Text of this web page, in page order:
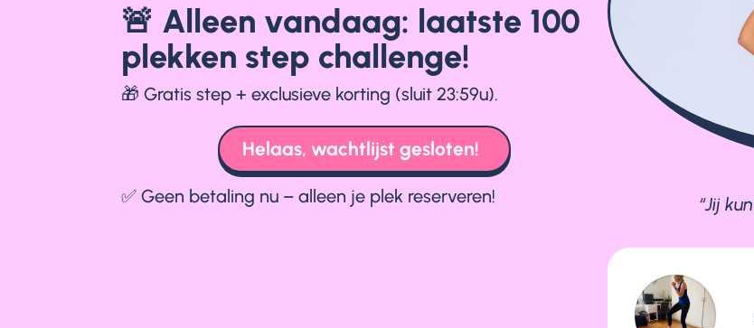
🚨 Alleen vandaag: laatste 100
plekken step challenge!
🎁 Gratis step + exclusieve korting (sluit 23:59u).
Helaas, wachtlijst gesloten!
✅ Geen betaling nu – alleen je plek reserveren! “Jij